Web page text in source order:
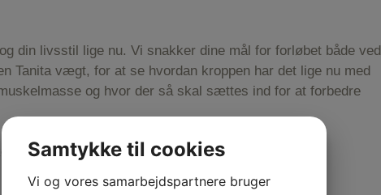
din livsstil lige nu. Vi snakker dine mål for forløbet både ved
Tanita vægt, for at se hvordan kroppen har det lige nu med
og hvor der så skal sættes ind for at forbedre
med input fra dig selv.
Samtykke til cookies
Vi og vores samarbejdspartnere bruger